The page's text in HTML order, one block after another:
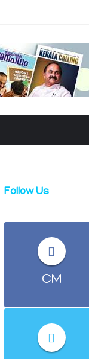
Follow Us
CM